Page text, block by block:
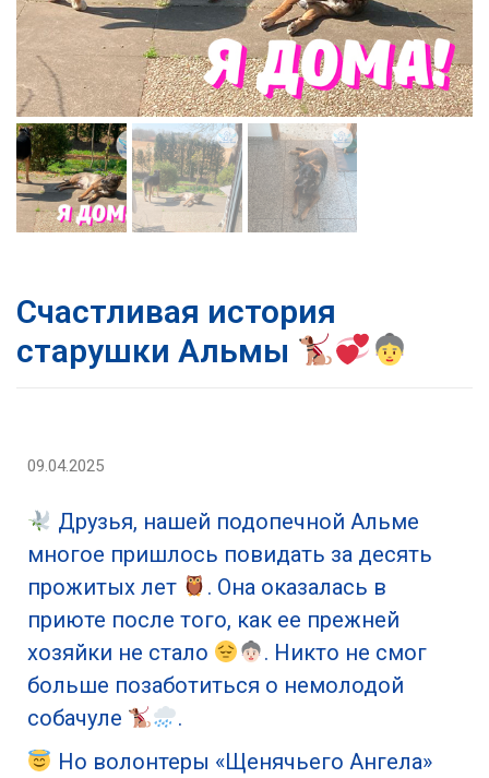
Счастливая история
старушки Альмы
09.04.2025
Друзья, нашей подопечной Альме
многое пришлось повидать за десять
прожитых лет
. Она оказалась в
приюте после того, как ее прежней
хозяйки не стало
. Никто не смог
больше позаботиться о немолодой
собачуле
.
Но волонтеры «Щенячьего Ангела»